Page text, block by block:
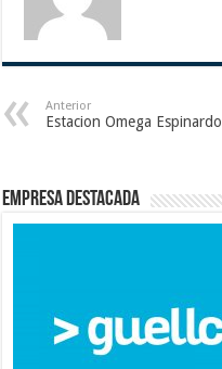
Anterior
Estacion Omega Espinardo
Empresa destacada